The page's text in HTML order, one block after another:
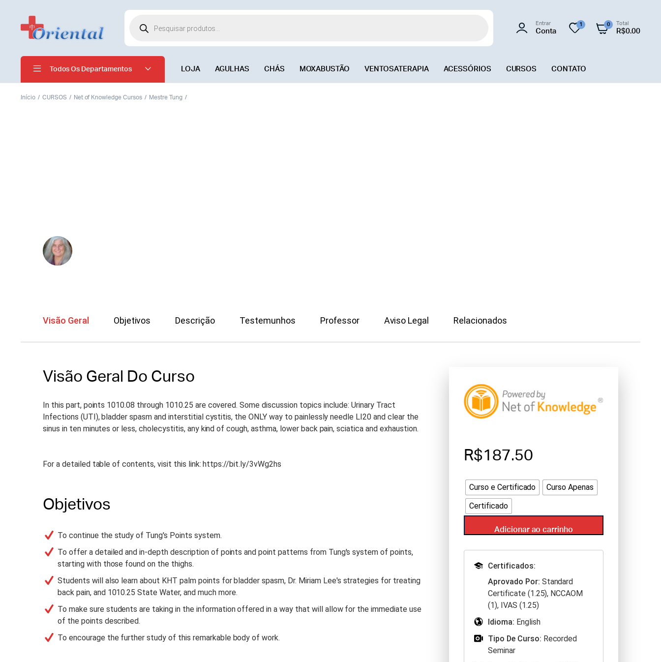
Entrar
Conta
1 0 Total
R$0.00
Todos Os Departamentos LOJA AGULHAS CHÁS MOXABUSTÃO VENTOSATERAPIA ACESSÓRIOS CURSOS CONTATO
Início CURSOS Net of Knowledge Cursos Mestre Tung
Visão Geral Objetivos Descrição Testemunhos Professor Aviso Legal Relacionados
Visão Geral Do Curso
In this part, points 1010.08 through 1010.25 are covered. Some discussion topics include: Urinary Tract
Infections (UTI), bladder spasm and interstitial cystitis, the ONLY way to painlessly needle LI20 and clear the
sinus in ten minutes or less, cholecystitis, any kind of cough, asthma, lower back pain, sciatica and exhaustion.
For a detailed table of contents, visit this link: https://bit.ly/3vWg2hs
Objetivos
To continue the study of Tung's Points system.
To offer a detailed and in-depth description of points and point patterns from Tung's system of points,
starting with those found on the thighs.
Students will also learn about KHT palm points for bladder spasm, Dr. Miriam Lee's strategies for treating
back pain, and 1010.25 State Water, and much more.
To make sure students are taking in the information offered in a way that will allow for the immediate use
of the points described.
To encourage the further study of this remarkable body of work.
R$187.50
Curso e Certificado
Curso Apenas
Certificado
Adicionar ao carrinho
Certificados:
Aprovado Por: Standard
Certificate (1.25), NCCAOM
(1), IVAS (1.25)
Idioma: English
Tipo De Curso: Recorded
Seminar